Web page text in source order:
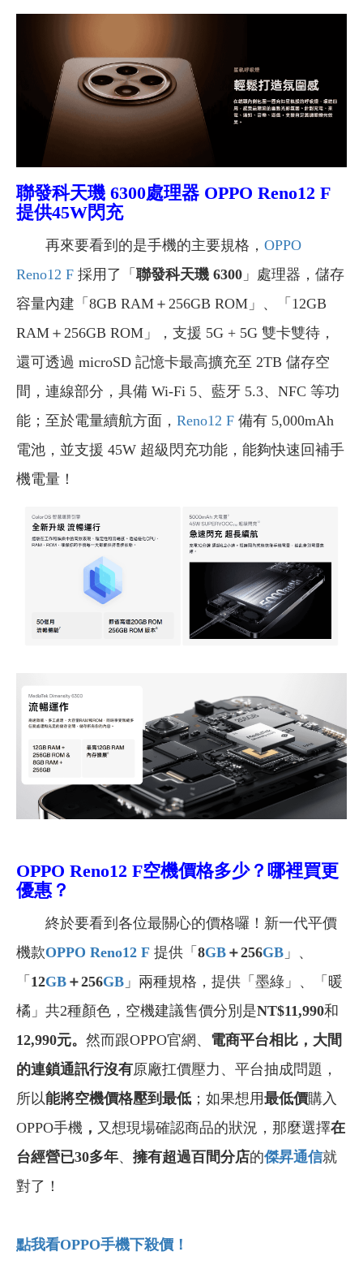
聯發科天璣 6300處理器 OPPO Reno12 F
提供45W閃充
再來要看到的是手機的主要規格， OPPO
Reno12 F 採用了「 聯發科天璣 6300 」處理器，儲存
容量內建「8GB RAM＋256GB ROM」、「12GB
RAM＋256GB ROM」，支援 5G + 5G 雙卡雙待，
還可透過 microSD 記憶卡最高擴充至 2TB 儲存空
間，連線部分，具備 Wi-Fi 5、藍牙 5.3、NFC 等功
能；至於電量續航方面， Reno12 F 備有 5,000mAh
電池，並支援 45W 超級閃充功能，能夠快速回補手
機電量！
OPPO Reno12 F空機價格多少？哪裡買更
優惠？
終於要看到各位最關心的價格囉！新一代平價
機款OPPO Reno12 F 提供「 8GB ＋256GB 」、
「 12GB ＋256GB 」兩種規格，提供「墨綠」、「暖
橘」共2種顏色，空機建議售價分別是NT$11,990和
12,990元。 然而跟OPPO官網、 電商平台相比，大間
的連鎖通訊行沒有原廠扛價壓力、平台抽成問題，
所以能將空機價格壓到最低 ；如果想用最低價購入
OPPO手機 ， 又想現場確認商品的狀況，那麼選擇在
台經營已30多年、 擁有超過百間分店的傑昇通信就
對了！
點我看OPPO手機下殺價！